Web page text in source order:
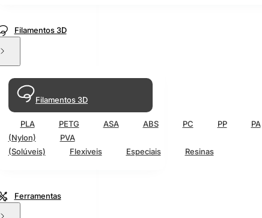
Filamentos 3D
Filamentos 3D
PLA PETG ASA ABS PC PP
PA
(Nylon)
PVA
(Solúveis)
Flexiveis Especiais Resinas
Ferramentas